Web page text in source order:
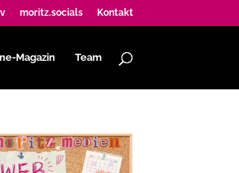
moritz.socials Kontakt
Magazin Team